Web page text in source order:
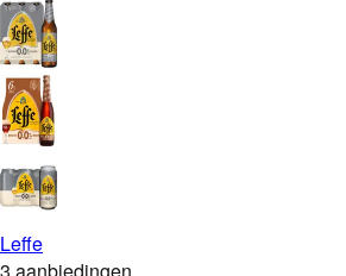
Leffe